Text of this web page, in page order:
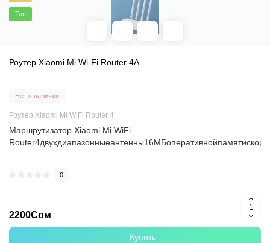
Топ
Роутер Xiaomi Mi Wi-Fi Router 4A
Нет в наличии
Роутер Xiaomi Mi WiFi Router 4
Маршрутизатор Xiaomi Mi WiFi
0
2200Сом
Купить